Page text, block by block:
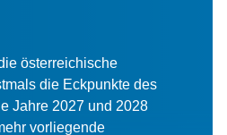
österreichische
die Eckpunkte des
Jahre 2027 und 2028
vorliegende